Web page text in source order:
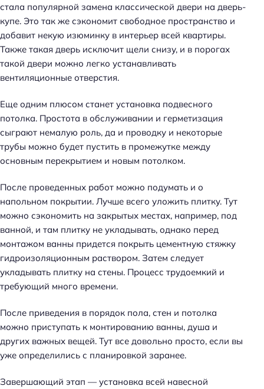
стала популярной замена классической двери на дверь-
купе. Это так же сэкономит свободное пространство и
добавит некую изюминку в интерьер всей квартиры.
Также такая дверь исключит щели снизу, и в порогах
такой двери можно легко устанавливать
вентиляционные отверстия.
Еще одним плюсом станет установка подвесного
потолка. Простота в обслуживании и герметизация
сыграют немалую роль, да и проводку и некоторые
трубы можно будет пустить в промежутке между
основным перекрытием и новым потолком.
После проведенных работ можно подумать и о
напольном покрытии. Лучше всего уложить плитку. Тут
можно сэкономить на закрытых местах, например, под
ванной, и там плитку не укладывать, однако перед
монтажом ванны придется покрыть цементную стяжку
гидроизоляционным раствором. Затем следует
укладывать плитку на стены. Процесс трудоемкий и
требующий много времени.
После приведения в порядок пола, стен и потолка
можно приступать к монтированию ванны, душа и
других важных вещей. Тут все довольно просто, если вы
уже определились с планировкой заранее.
Завершающий этап — установка всей навесной